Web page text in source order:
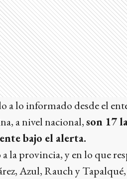
a lo informado desde el
a nivel nacional,son 17
bajo el alerta.
la provincia, y en lo que
Azul, Rauch y